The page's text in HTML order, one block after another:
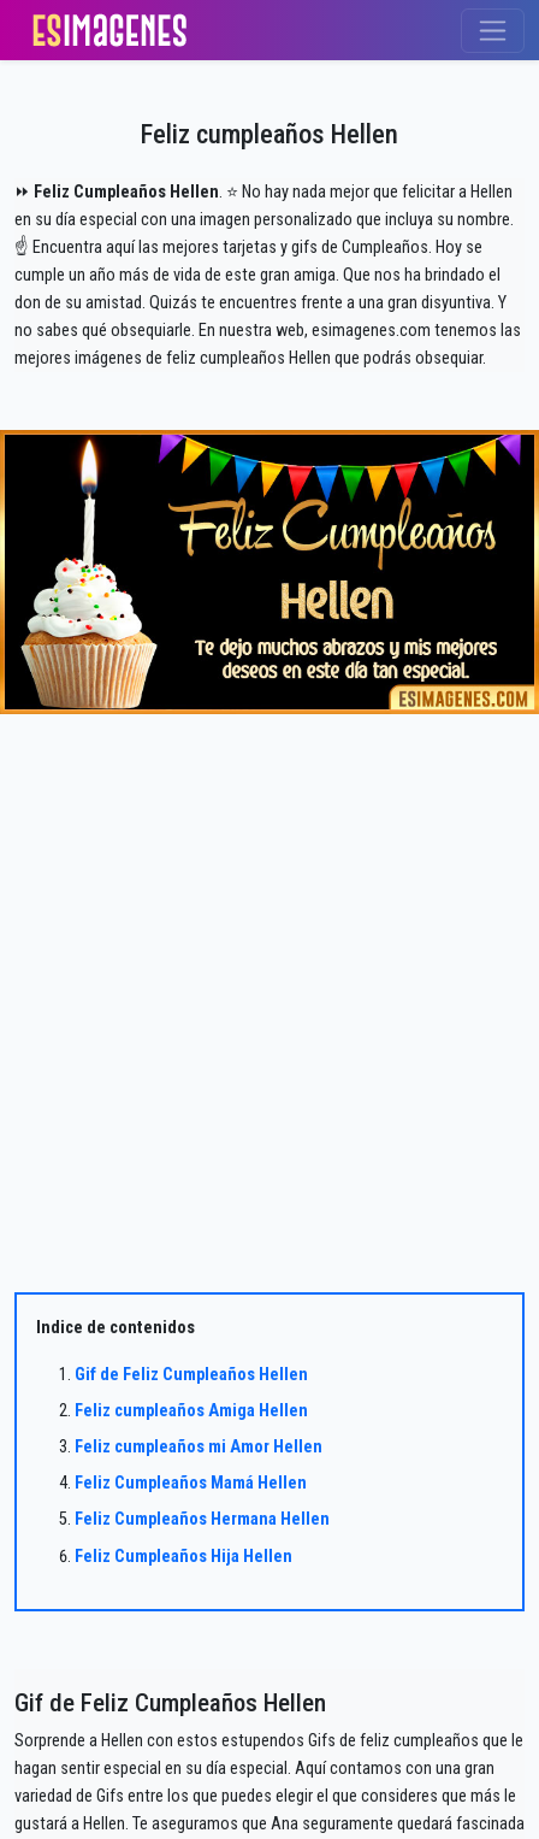
Feliz cumpleaños Hellen
⏩ Feliz Cumpleaños Hellen. ⭐ No hay nada mejor que felicitar a Hellen
en su día especial con una imagen personalizado que incluya su nombre.
☝ Encuentra aquí las mejores tarjetas y gifs de Cumpleaños. Hoy se
cumple un año más de vida de este gran amiga. Que nos ha brindado el
don de su amistad. Quizás te encuentres frente a una gran disyuntiva. Y
no sabes qué obsequiarle. En nuestra web, esimagenes.com tenemos las
mejores imágenes de feliz cumpleaños Hellen que podrás obsequiar.
Indice de contenidos
Gif de Feliz Cumpleaños Hellen
Feliz cumpleaños Amiga Hellen
Feliz cumpleaños mi Amor Hellen
Feliz Cumpleaños Mamá Hellen
Feliz Cumpleaños Hermana Hellen
Feliz Cumpleaños Hija Hellen
Gif de Feliz Cumpleaños Hellen
Sorprende a Hellen con estos estupendos Gifs de feliz cumpleaños que le
hagan sentir especial en su día especial. Aquí contamos con una gran
variedad de Gifs entre los que puedes elegir el que consideres que más le
gustará a Hellen. Te aseguramos que Ana seguramente quedará fascinada